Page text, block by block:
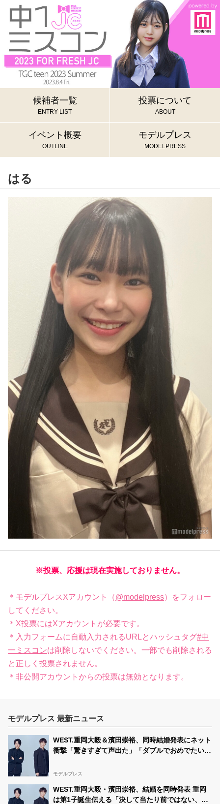
候補者一覧
ENTRY LIST
投票について
ABOUT
イベント概要
OUTLINE
モデルプレス
MODELPRESS
はる
※投票、応援は現在実施しておりません。
＊モデルプレスXアカウント（@modelpress）をフォロー
してください。
＊X投票にはXアカウントが必要です。
＊入力フォームに自動入力されるURLとハッシュタグ#中
一ミスコンは削除しないでください。一部でも削除される
と正しく投票されません。
＊非公開アカウントからの投票は無効となります。
モデルプレス 最新ニュース
WEST.重岡大毅＆濱田崇裕、同時結婚発表にネット
衝撃「驚きすぎて声出た」「ダブルでおめでたい」
モデルプレス
WEST.重岡大毅・濱田崇裕、結婚を同時発表 重岡
は第1子誕生伝える「決して当たり前ではない、尊